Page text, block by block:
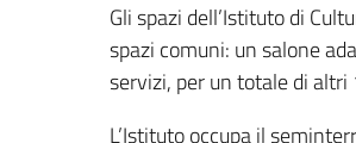
Gli spazi dell’Istituto di
spazi comuni: un salone
servizi, per un totale di altri
L’Istituto occupa il